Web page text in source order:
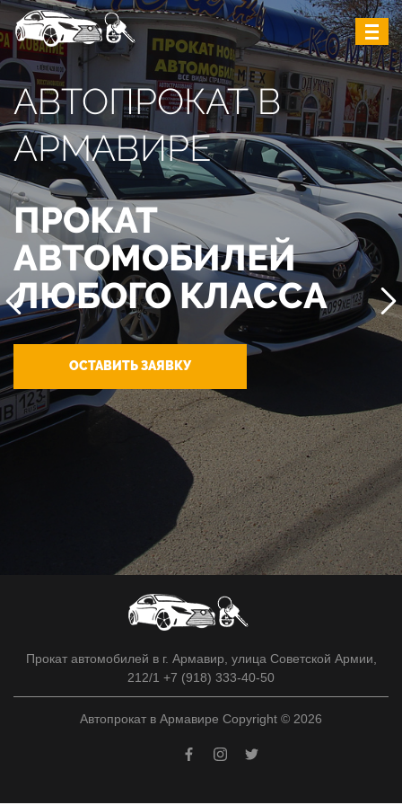
АВТОПРОКАТ В
АРМАВИРЕ
ПРОКАТ
АВТОМОБИЛЕЙ
ЛЮБОГО КЛАССА
ОСТАВИТЬ ЗАЯВКУ
Прокат автомобилей в г. Армавир, улица Советской Армии,
212/1 +7 (918) 333-40-50
Автопрокат в Армавире Copyright © 2026